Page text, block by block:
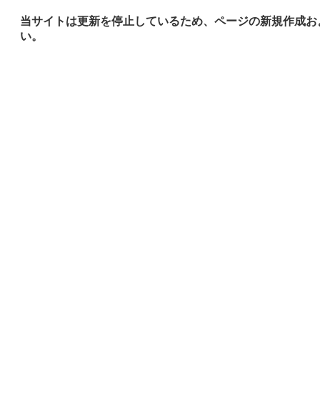
当サイトは更新を停止しているため、ページの新規作成
い。